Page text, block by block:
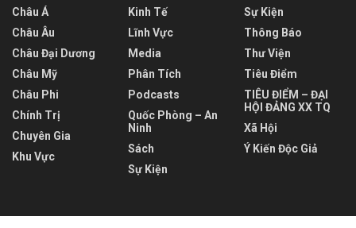
Châu Á
Châu Âu
Châu Đại Dương
Châu Mỹ
Châu Phi
Chính Trị
Chuyên Gia
Khu Vực
Kinh Tế
Lĩnh Vực
Media
Phân Tích
Podcasts
Quốc Phòng – An
Ninh
Sách
Sự Kiện
Sự Kiện
Thông Báo
Thư Viện
Tiêu Điểm
TIÊU ĐIỂM – ĐẠI
HỘI ĐẢNG XX TQ
Xã Hội
Ý Kiến Độc Giả